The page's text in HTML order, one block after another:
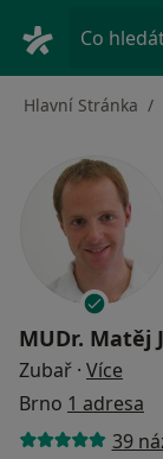
Co
Hlavní Stránka
MUDr. Matěj
Zubař · Více
Brno 1 adresa
39